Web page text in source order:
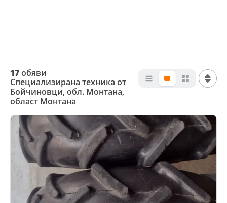
17обяви
Специализирана техника от
Бойчиновци, обл. Монтана,
област Монтана